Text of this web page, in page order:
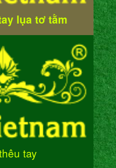
lụa tơ tằm
tay